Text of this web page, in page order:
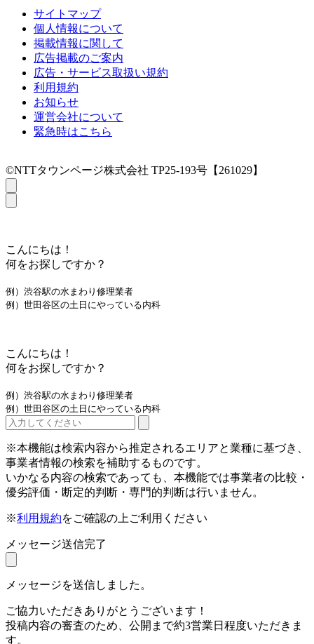
サイトマップ
個人情報について
掲載情報に関して
広告掲載のご案内
広告・サービス取扱い規約
利用規約
お知らせ
運営会社について
緊急時はこちら
©NTTタウンページ株式会社 TP25-193号【261029】
こんにちは！
何をお探しですか？
例）渋谷駅の水まわり修理業者
例）世田谷区の土日にやっている内科
こんにちは！
何をお探しですか？
例）渋谷駅の水まわり修理業者
例）世田谷区の土日にやっている内科
※本機能は検索内容から推定されるエリアと業種に基づき、
事業者情報の検索を補助するものです。
いかなる内容の検索であっても、本機能では事業者の比較・
優劣評価・断定的判断・専門的判断は行いません。
※利用規約をご確認の上ご利用ください
メッセージ送信完了
メッセージを送信しました。
ご協力いただきありがとうございます！
投稿内容の審査のため、公開まで約3営業日程度いただきま
す。